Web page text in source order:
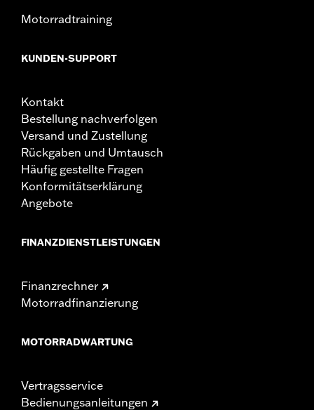
Motorradtraining
KUNDEN-SUPPORT
Kontakt
Bestellung nachverfolgen
Versand und Zustellung
Rückgaben und Umtausch
Häufig gestellte Fragen
Konformitätserklärung
Angebote
FINANZDIENSTLEISTUNGEN
Finanzrechner
Motorradfinanzierung
MOTORRADWARTUNG
Vertragsservice
Bedienungsanleitungen